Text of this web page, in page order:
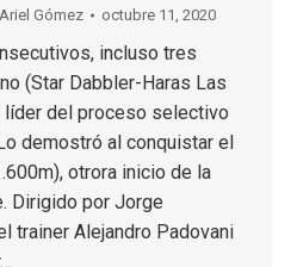
Ariel Gómez octubre 11, 2020
incluso tres
(Star Dabbler-Haras Las
líder del proceso selectivo
demostró al conquistar el
otrora inicio de la
Dirigido por Jorge
trainer Alejandro Padovani